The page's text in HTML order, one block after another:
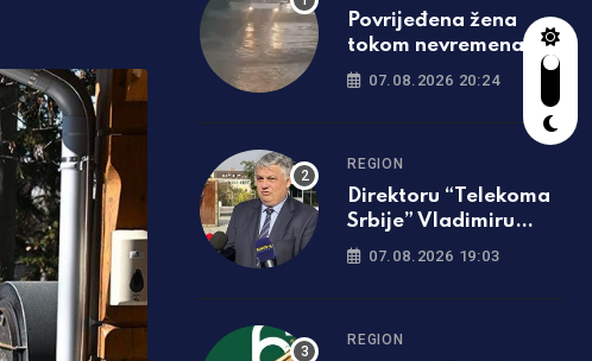
Povrijeđena žena
tokom nevremena u
Srbiji: Drvo palo na
nju, hitno prevezena u
bolnicu
07.08.2026 20:24
REGION
Direktoru “Telekoma
Srbije” Vladimiru
Lučiću zabranjen
07.08.2026 19:03
REGION